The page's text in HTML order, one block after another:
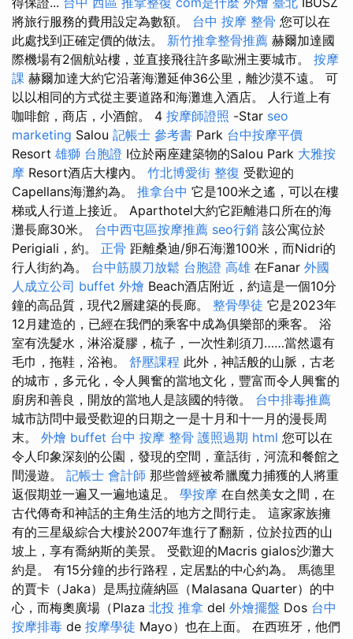
將旅行服務的費用設定為數額。 台中 按摩 整骨 您可以在
此處找到正確定價的做法。 新竹推拿整骨推薦 赫爾加達國
際機場有2個航站樓，並直接飛往許多歐洲主要城市。 按摩
課 赫爾加達大約它沿著海灘延伸36公里，離沙漠不遠。 可
以以相同的方式從主要道路和海灘進入酒店。 人行道上有
咖啡館，商店，小酒館。 4 按摩師證照 -Star seo
marketing Salou 記帳士 參考書 Park 台中按摩平價
Resort 雄獅 台胞證 I位於兩座建築物的Salou Park 大雅按
摩 Resort酒店大樓內。 竹北博愛街 整復 受歡迎的
Capellans海灘約為。 推拿台中 它是100米之遙，可以在樓
梯或人行道上接近。 Aparthotel大約它距離港口所在的海
灘長廊30米。 台中西屯區按摩推薦 seo行銷 該公寓位於
Perigiali，約。 正骨 距離桑迪/卵石海灘100米，而Nidri的
行人街約為。 台中筋膜刀放鬆 台胞證 高雄 在Fanar 外國
人成立公司 buffet 外燴 Beach酒店附近，約這是一個10分
鐘的高品質，現代2層建築的長廊。 整骨學徒 它是2023年
12月建造的，已經在我們的乘客中成為俱樂部的乘客。 浴
室有洗髮水，淋浴凝膠，梳子，一次性剃須刀……當然還有
毛巾，拖鞋，浴袍。 舒壓課程 此外，神話般的山脈，古老
的城市，多元化，令人興奮的當地文化，豐富而令人興奮的
廚房和善良，開放的當地人是該國的特徵。 台中排毒推薦
城市訪問中最受歡迎的日期之一是十月和十一月的漫長周
末。 外燴 buffet 台中 按摩 整骨 護照過期 html 您可以在
令人印象深刻的公園，發現的空間，童話街，河流和餐館之
間漫遊。 記帳士 會計師 那些曾經被希臘魔力捕獲的人將重
返假期並一遍又一遍地遠足。 學按摩 在自然美女之間，在
古代傳奇和神話的主角生活的地方之間行走。 這家家族擁
有的三星級綜合大樓於2007年進行了翻新，位於拉西的山
坡上，享有喬納斯的美景。 受歡迎的Macris gialos沙灘大
約是。 有15分鐘的步行路程，定居點的中心約為。 馬德里
的賈卡（Jaka）是馬拉薩納區（Malasana Quarter）的中
心，而梅奧廣場（Plaza 北投 推拿 del 外燴擺盤 Dos 台中
按摩排毒 de 按摩學徒 Mayo）也在上面。 在西班牙，他們